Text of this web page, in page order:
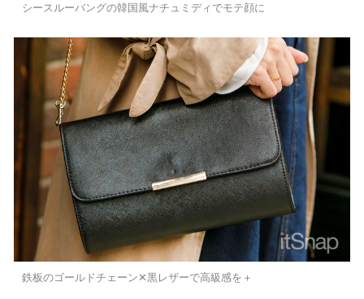
シースルーバングの韓国風ナチュミディでモテ顔に
鉄板のゴールドチェーン✕黒レザーで高級感を＋